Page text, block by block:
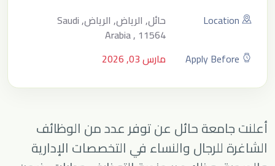
Location
حائل, الرياض, الرياض, Saudi
Arabia , 11564
Apply Before
مارس 03, 2026
أعلنت جامعة حائل عن توفر عدد من الوظائف
الشاغرة للرجال والنساء في التخصصات الإدارية